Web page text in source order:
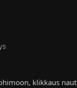
klikkaus